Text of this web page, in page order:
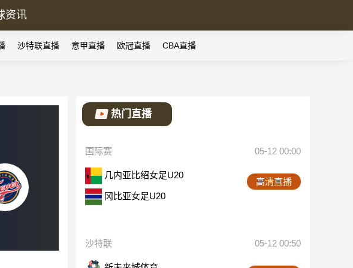
资讯
沙特联直播 意甲直播 欧冠直播 CBA直播
热门直播
国际赛 05-12 00:00
几内亚比绍女足U20
冈比亚女足U20
高清直播
沙特联 05-12 00:50